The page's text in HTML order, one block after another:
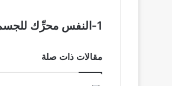
1-النفس محرِّك للجسم الطبيعي:
مقالات ذات صلة